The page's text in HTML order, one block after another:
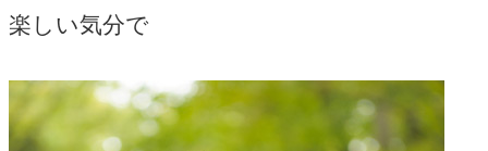
楽しい気分で